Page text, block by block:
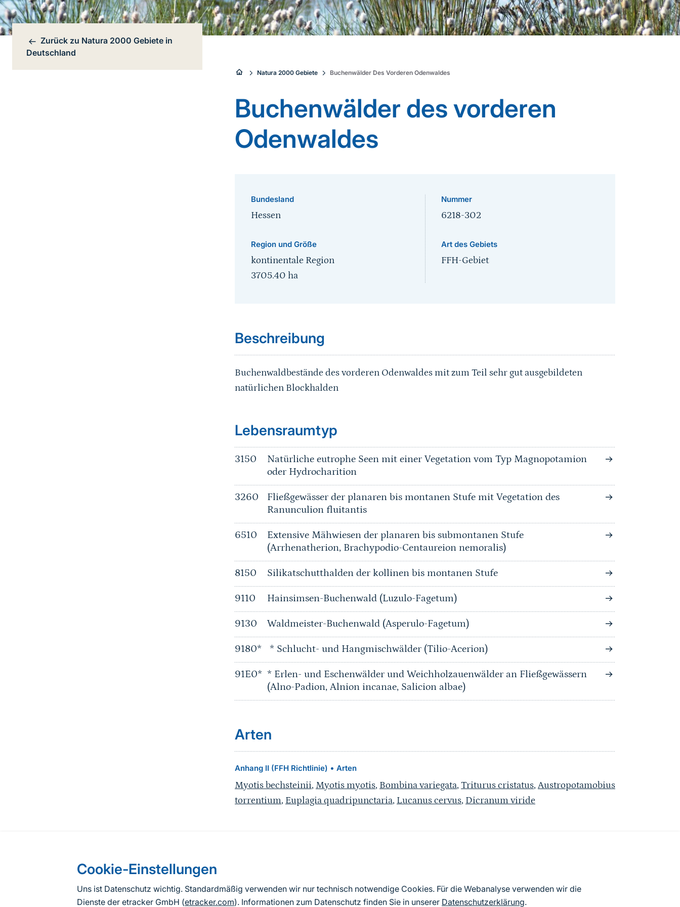
Cookie-Einstellungen
Uns ist Datenschutz wichtig. Standardmäßig verwenden wir nur technisch notwendige Cookies. Für die Webanalyse verwenden wir die
Dienste der etracker GmbH (etracker.com). Informationen zum Datenschutz finden Sie in unserer Datenschutzerklärung.
Bereichsnavigation
Zurück zu Natura 2000 Gebiete in
Deutschland
Sie
sind
hier:
Natura 2000 Gebiete Buchenwälder Des Vorderen Odenwaldes
Buchenwälder des vorderen
Odenwaldes
Bundesland
Hessen
Region und Größe
kontinentale Region
3705.40 ha
Nummer
6218-302
Art des Gebiets
FFH-Gebiet
Beschreibung
Buchenwaldbestände des vorderen Odenwaldes mit zum Teil sehr gut ausgebildeten
natürlichen Blockhalden
Sprungmarke
Lebensraumtyp
3150
Natürliche eutrophe Seen mit einer Vegetation vom Typ Magnopotamion
oder Hydrocharition
3260
Fließgewässer der planaren bis montanen Stufe mit Vegetation des
Ranunculion fluitantis
6510
Extensive Mähwiesen der planaren bis submontanen Stufe
(Arrhenatherion, Brachypodio-Centaureion nemoralis)
8150 Silikatschutthalden der kollinen bis montanen Stufe
9110 Hainsimsen-Buchenwald (Luzulo-Fagetum)
9130 Waldmeister-Buchenwald (Asperulo-Fagetum)
9180* * Schlucht- und Hangmischwälder (Tilio-Acerion)
91E0* * Erlen- und Eschenwälder und Weichholzauenwälder an Fließgewässern
(Alno-Padion, Alnion incanae, Salicion albae)
Arten
Anhang II (FFH Richtlinie) • Arten
Myotis bechsteinii, Myotis myotis, Bombina variegata, Triturus cristatus, Austropotamobius
torrentium, Euplagia quadripunctaria, Lucanus cervus, Dicranum viride
Nach Angaben der an die EU übermittelten Standarddatenbögen Deutschlands (Stand:
2019). Aus besonderen Schutzgründen enthalten die zur Veröffentlichung freigegebenen